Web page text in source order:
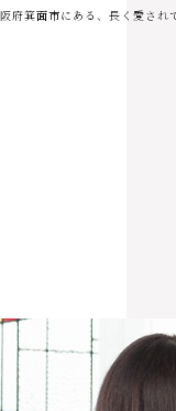
箕面市にある、長く愛され